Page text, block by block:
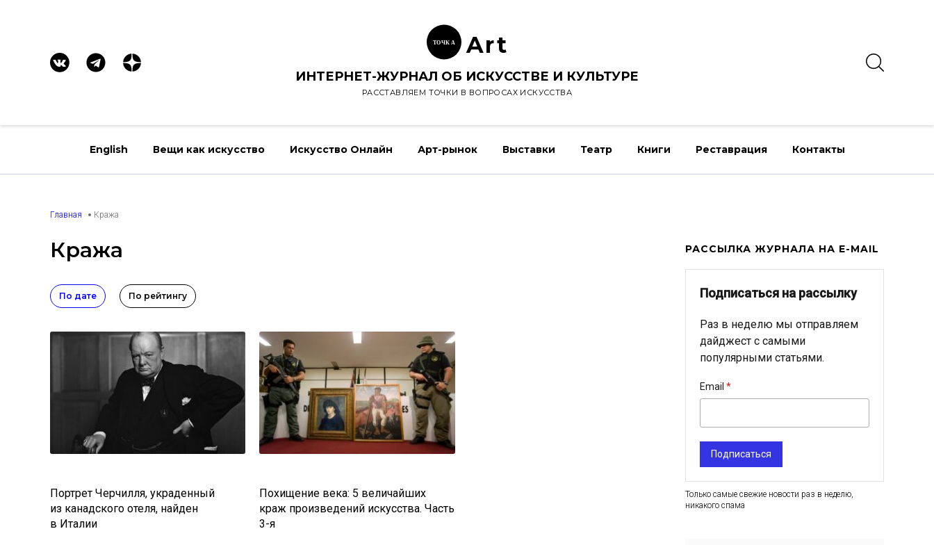
ТОЧК А Art
ИНТЕРНЕТ-ЖУРНАЛ ОБ ИСКУССТВЕ И КУЛЬТУРЕ
РАССТАВЛЯЕМ ТОЧКИ В ВОПРОСАХ ИСКУССТВА
English Вещи как искусство Искусство Онлайн Арт-рынок Выставки Театр Книги Реставрация Контакты
Главная Кража
Кража
По дате По рейтингу
Портрет Черчилля, украденный
из канадского отеля, найден
в Италии
Похищение века: 5 величайших
краж произведений искусства. Часть
3-я
РАССЫЛКА ЖУРНАЛА НА E-MAIL
Подписаться на рассылку
Раз в неделю мы отправляем
дайджест с самыми
популярными статьями.
Email
Подписаться
Только самые свежие новости раз в неделю,
никакого спама